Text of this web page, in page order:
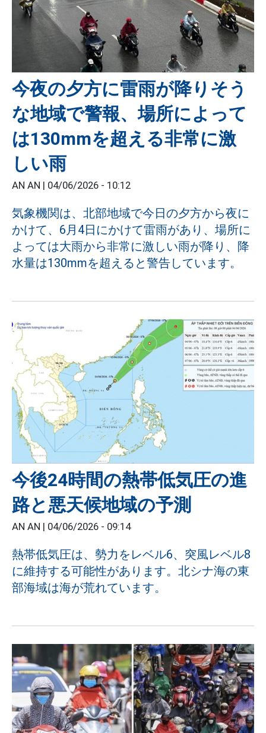
今夜の夕方に雷雨が降りそう
な地域で警報、場所によって
は130mmを超える非常に激
しい雨
AN AN | 04/06/2026 - 10:12
気象機関は、北部地域で今日の夕方から夜に
かけて、6月4日にかけて雷雨があり、場所に
よっては大雨から非常に激しい雨が降り、降
水量は130mmを超えると警告しています。
今後24時間の熱帯低気圧の進
路と悪天候地域の予測
AN AN | 04/06/2026 - 09:14
熱帯低気圧は、勢力をレベル6、突風レベル8
に維持する可能性があります。北シナ海の東
部海域は海が荒れています。